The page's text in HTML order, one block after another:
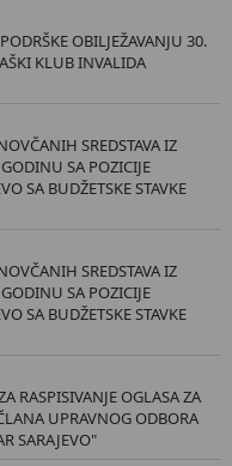
OBILJEŽAVANJU 30.
KLUB INVALIDA
SREDSTAVA IZ
SA POZICIJE
SA BUDŽETSKE STAVKE
SREDSTAVA IZ
SA POZICIJE
SA BUDŽETSKE STAVKE
RASPISIVANJE OGLASA ZA
UPRAVNOG ODBORA
SARAJEVO"